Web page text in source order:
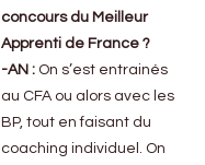
concours du Meilleur
Apprenti de France ?
-AN : On s’est entrainés
au CFA ou alors avec les
BP, tout en faisant du
coaching individuel. On